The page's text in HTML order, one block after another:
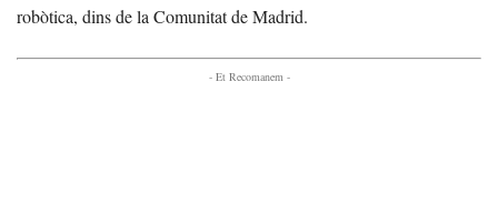
robòtica, dins de la Comunitat de Madrid.
- Et Recomanem -